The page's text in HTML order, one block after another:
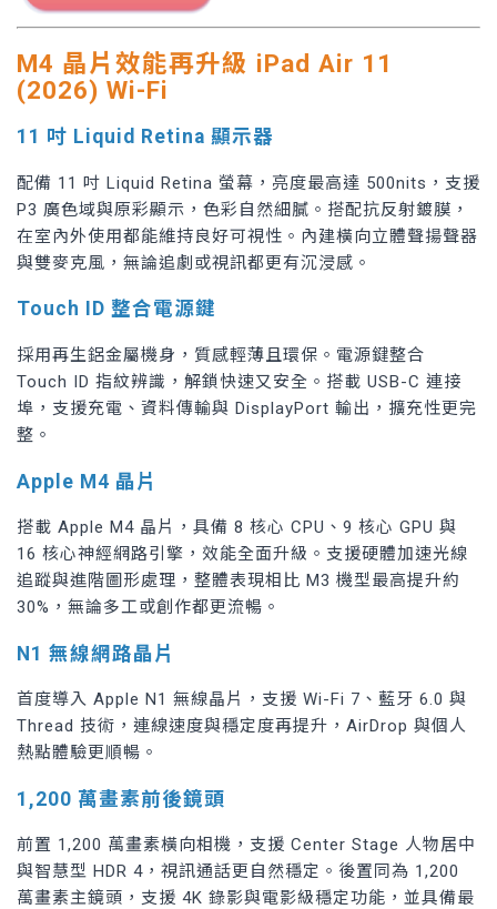
M4 晶片效能再升級 iPad Air 11
(2026) Wi-Fi
11 吋 Liquid Retina 顯示器
配備 11 吋 Liquid Retina 螢幕，亮度最高達 500nits，支援
P3 廣色域與原彩顯示，色彩自然細膩。搭配抗反射鍍膜，
在室內外使用都能維持良好可視性。內建橫向立體聲揚聲器
與雙麥克風，無論追劇或視訊都更有沉浸感。
Touch ID 整合電源鍵
採用再生鋁金屬機身，質感輕薄且環保。電源鍵整合
Touch ID 指紋辨識，解鎖快速又安全。搭載 USB-C 連接
埠，支援充電、資料傳輸與 DisplayPort 輸出，擴充性更完
整。
Apple M4 晶片
搭載 Apple M4 晶片，具備 8 核心 CPU、9 核心 GPU 與
16 核心神經網路引擎，效能全面升級。支援硬體加速光線
追蹤與進階圖形處理，整體表現相比 M3 機型最高提升約
30%，無論多工或創作都更流暢。
N1 無線網路晶片
首度導入 Apple N1 無線晶片，支援 Wi-Fi 7、藍牙 6.0 與
Thread 技術，連線速度與穩定度再提升，AirDrop 與個人
熱點體驗更順暢。
1,200 萬畫素前後鏡頭
前置 1,200 萬畫素橫向相機，支援 Center Stage 人物居中
與智慧型 HDR 4，視訊通話更自然穩定。後置同為 1,200
萬畫素主鏡頭，支援 4K 錄影與電影級穩定功能，並具備最